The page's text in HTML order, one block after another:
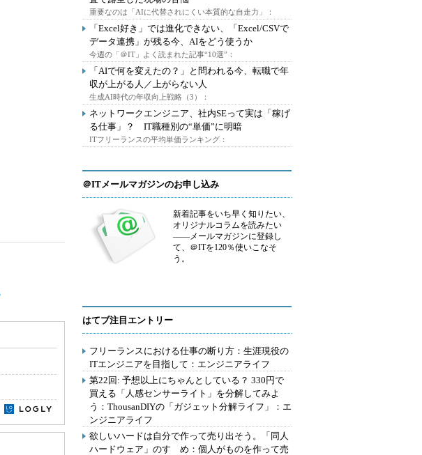
重要なのは「AIに代替されにくい本質的な自走力」：
「Excel好き」では進化できない、「Excel/CSVで
データ連携」が残る今、AIをどう使うか
今週の「＠IT」よく読まれた記事“10選”：
「AIで何を変えたの？」と問われる今、転職で年
収が上がる人／上がらない人
生成AI時代の年収向上戦略（3）：
ネットワークエンジニア、社内SEって実は「稼げ
る仕事」？ IT職種別の“単価”に明暗
ITフリーランスの平均単価ランキング：
＠ITメールマガジンのお申し込み
新着記事をいち早く知りたい、
オリジナルコラムを読みたい
――メールマガジンに登録し
て、＠ITを120％使いこなそ
う。
はてブ注目エントリー
フリーランスにおける仕事の断り方：生涯現役の
ITエンジニアを目指して：エンジニアライフ
第22回: 予想以上にちゃんとしている？ 330円で
買える「人感センサーライト」を分解してみよ
う：ThousanDIYの「ガジェット分解ライフ」：エ
ンジニアライフ
欲しいハードは自分で作って売り出そう。「同人
ハードウェア」のすゝめ：個人がものを作って売